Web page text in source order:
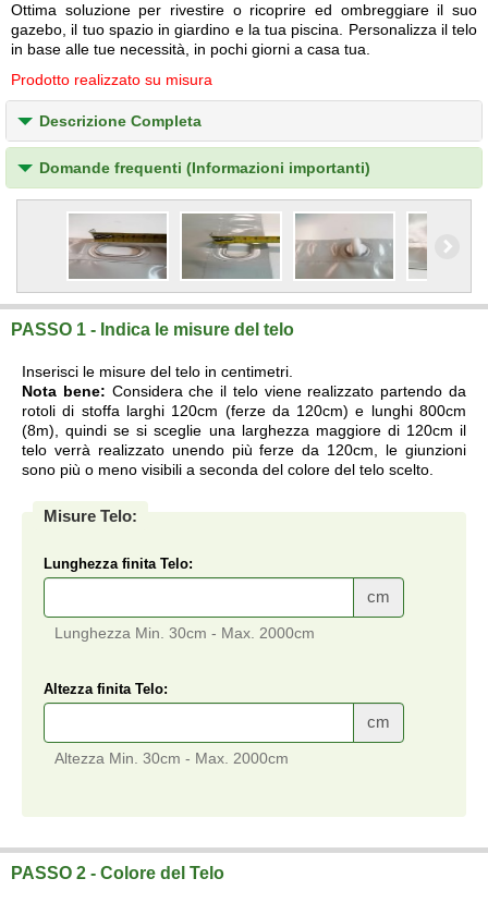
Ottima soluzione per rivestire o ricoprire ed ombreggiare il suo
gazebo, il tuo spazio in giardino e la tua piscina. Personalizza il telo
in base alle tue necessità, in pochi giorni a casa tua.
Prodotto realizzato su misura
Descrizione Completa
Domande frequenti (Informazioni importanti)
PASSO 1 - Indica le misure del telo
Inserisci le misure del telo in centimetri.
Nota bene: Considera che il telo viene realizzato partendo da
rotoli di stoffa larghi 120cm (ferze da 120cm) e lunghi 800cm
(8m), quindi se si sceglie una larghezza maggiore di 120cm il
telo verrà realizzato unendo più ferze da 120cm, le giunzioni
sono più o meno visibili a seconda del colore del telo scelto.
Misure Telo:
Lunghezza finita Telo:
cm
Lunghezza Min. 30cm - Max. 2000cm
Altezza finita Telo:
cm
Altezza Min. 30cm - Max. 2000cm
PASSO 2 - Colore del Telo